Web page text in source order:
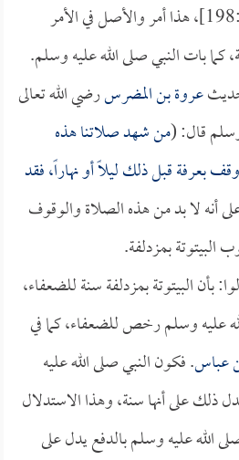
[البقرة:198]، هذا أمر والأصل في الأمر
كما بات النبي صلى الله عليه وسلم.
عروة بن المضرسرضي الله تعالى
قال: (من شهد صلاتنا هذه
بعرفة قبل ذلك ليلاً أو نهاراً، فقد
أنه لا بد من هذه الصلاة والوقوف
بمزدلفة.
بأن البيتوتة بمزدلفة سنة للضعفاء،
عليه وسلم رخص للضعفاء، كما في
عباس. فكون النبي صلى الله عليه
على أنها سنة، وهذا الاستدلال
الله عليه وسلم بالدفع يدل على